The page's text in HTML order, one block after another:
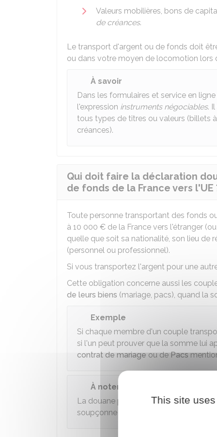
Valeurs mobilières, bons de
de créances.
Le transport d'argent ou de fonds doit
ou dans votre moyen de locomotion lors
À savoir
Dans les formulaires et service en
l'expression instruments négociables.
tous types de titres ou valeurs (billets
créances).
Qui doit faire la déclaration
de fonds de la France vers l'UE
Toute personne transportant des fonds
à 10 000 € de la France vers l'étranger
quelle que soit sa nationalité, son lieu de
(personnel ou professionnel).
Si vous transportez l'argent pour une
Cette obligation concerne aussi les
de leurs biens (mariage, pacs), quand la
Exemple
Si chaque membre d'un couple
si l'un peut prouver que la somme lui
contrat de mariageou dePacs
À noter
La douane peut exiger un contrôle
soupçonne après enquête que la
This site